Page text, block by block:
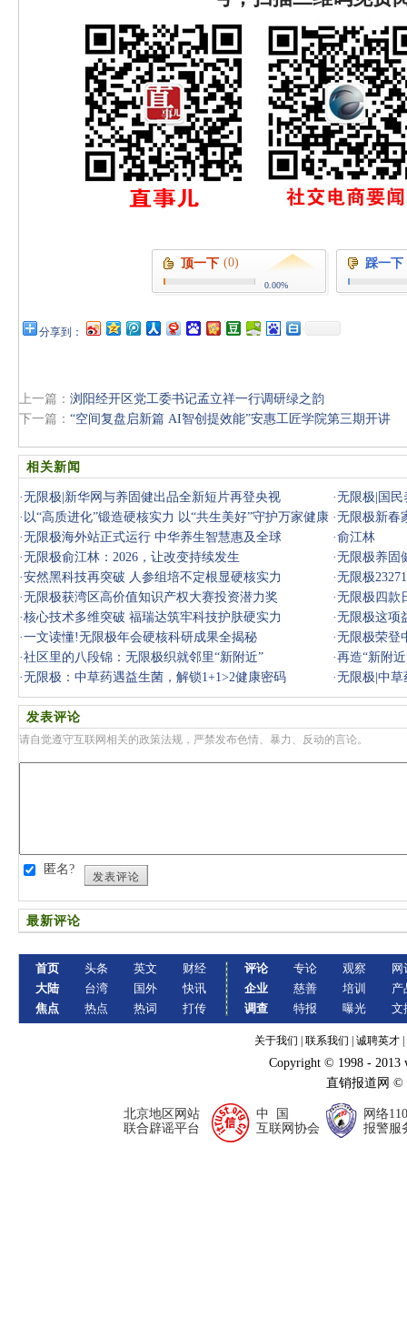
顶一下 (0)
0.00%
踩一下
分享到：
上一篇： 浏阳经开区党工委书记孟立祥一行调研绿之韵
下一篇： “空间复盘启新篇 AI智创提效能”安惠工匠学院第三期开讲
相关新闻
·无限极|新华网与养固健出品全新短片再登央视 ·无限极|国
· 以“高质进化”锻造硬核实力 以“共生美好”守护万家健康
三
·无限极新春
·无限极海外站正式运行 中华养生智慧惠及全球 ·俞江林
·无限极俞江林：2026，让改变持续发生 ·无限极养固
·安然黑科技再突破 人参组培不定根显硬核实力 ·无限极
·无限极获湾区高价值知识产权大赛投资潜力奖 ·无限极四款
·核心技术多维突破 福瑞达筑牢科技护肤硬实力 ·无限极这项
·一文读懂!无限极年会硬核科研成果全揭秘 ·无限极荣登
·社区里的八段锦：无限极织就邻里“新附近” ·再造“新附
·无限极：中草药遇益生菌，解锁1+1>2健康密码 ·无限极|中
发表评论
请自觉遵守互联网相关的政策法规，严禁发布色情、暴力、反动的言论。
匿名?
发表评论
最新评论
首页
大陆
焦点
头条
台湾
热点
英文
国外
热词
财经
快讯
打传
评论
企业
调查
专论
慈善
特报
观察
培训
曝光
网
产
文
关于我们 联系我们 诚聘英才
Copyright © 1998 - 2013
直销报道网
北京地区网站
联合辟谣平台
中 国
互联网协会
网络110
报警服